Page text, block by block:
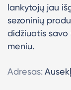
lankytojų jau
sezoninių
didžiuotis savo
meniu.
Adresas: